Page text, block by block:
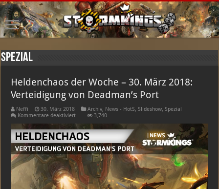
Spezial
Heldenchaos der Woche – 30. März 2018:
Verteidigung von Deadman’s Port
Neffi 30. März 2018 Archiv, News - HotS,Slideshow,Spezial
Kommentare deaktiviertfür
der
Woche
–
30.
März
2018:
Verteidigung
von
Deadman’s
Port
3,740